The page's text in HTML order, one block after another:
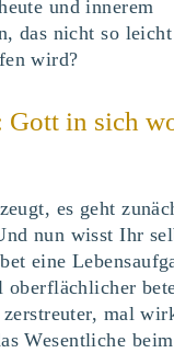
und innerem
das nicht so
wird?
Gott in sich
es geht
nun wisst Ihr
eine
oberflächlicher
mal
Wesentliche